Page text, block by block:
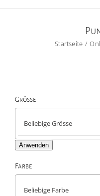
Startseite
Grösse
Anwenden
Farbe